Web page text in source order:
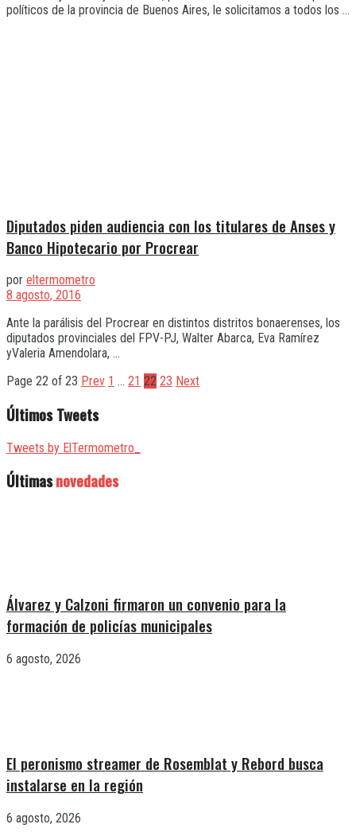
políticos de la provincia de Buenos Aires, le solicitamos a todos los ...
Diputados piden audiencia con los titulares de Anses y
Banco Hipotecario por Procrear
por eltermometro
8 agosto, 2016
Ante la parálisis del Procrear en distintos distritos bonaerenses, los
diputados provinciales del FPV-PJ, Walter Abarca, Eva Ramírez
yValeria Amendolara, ...
Page 22 of 23 Prev 1 … 21 22 23 Next
Últimos Tweets
Tweets by ElTermometro_
Últimasnovedades
Álvarez y Calzoni firmaron un convenio para la
formación de policías municipales
6 agosto, 2026
El peronismo streamer de Rosemblat y Rebord busca
instalarse en la región
6 agosto, 2026